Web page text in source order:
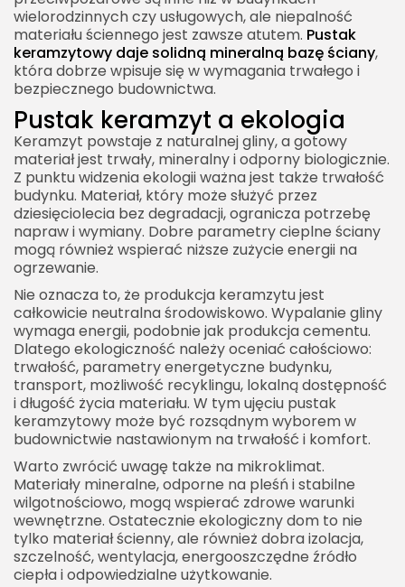
wielorodzinnych czy usługowych, ale niepalność
materiału ściennego jest zawsze atutem. Pustak
keramzytowy daje solidną mineralną bazę ściany,
która dobrze wpisuje się w wymagania trwałego i
bezpiecznego budownictwa.
Pustak keramzyt a ekologia
Keramzyt powstaje z naturalnej gliny, a gotowy
materiał jest trwały, mineralny i odporny biologicznie.
Z punktu widzenia ekologii ważna jest także trwałość
budynku. Materiał, który może służyć przez
dziesięciolecia bez degradacji, ogranicza potrzebę
napraw i wymiany. Dobre parametry cieplne ściany
mogą również wspierać niższe zużycie energii na
ogrzewanie.
Nie oznacza to, że produkcja keramzytu jest
całkowicie neutralna środowiskowo. Wypalanie gliny
wymaga energii, podobnie jak produkcja cementu.
Dlatego ekologiczność należy oceniać całościowo:
trwałość, parametry energetyczne budynku,
transport, możliwość recyklingu, lokalną dostępność
i długość życia materiału. W tym ujęciu pustak
keramzytowy może być rozsądnym wyborem w
budownictwie nastawionym na trwałość i komfort.
Warto zwrócić uwagę także na mikroklimat.
Materiały mineralne, odporne na pleśń i stabilne
wilgotnościowo, mogą wspierać zdrowe warunki
wewnętrzne. Ostatecznie ekologiczny dom to nie
tylko materiał ścienny, ale również dobra izolacja,
szczelność, wentylacja, energooszczędne źródło
ciepła i odpowiedzialne użytkowanie.